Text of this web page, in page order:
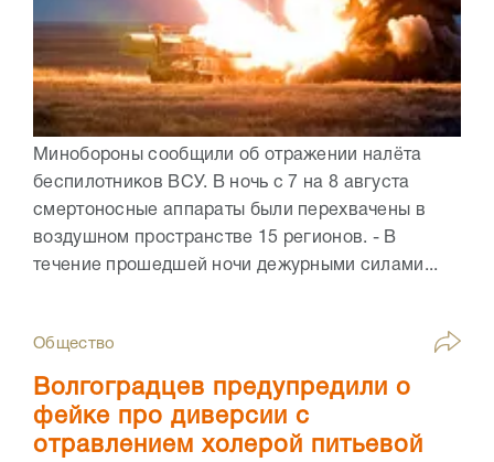
Минобороны сообщили об отражении налёта
беспилотников ВСУ. В ночь с 7 на 8 августа
смертоносные аппараты были перехвачены в
воздушном пространстве 15 регионов. - В
течение прошедшей ночи дежурными силами...
Общество
Волгоградцев предупредили о
фейке про диверсии с
отравлением холерой питьевой